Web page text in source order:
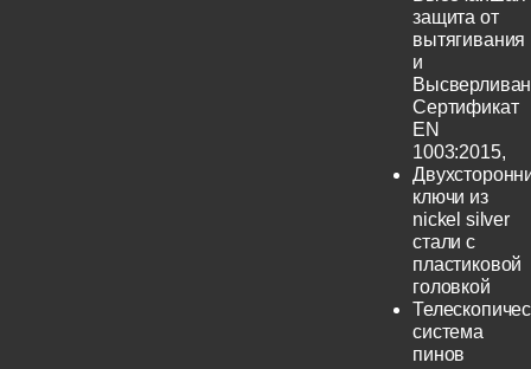
защита от
вытягивания
и
Сертификат
EN
1003:2015,
ключи из
nickel silver
стали с
пластиковой
головкой
система
пинов